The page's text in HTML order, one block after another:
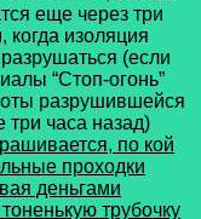
еще через три
когда изоляция
(если
“Стоп-огонь”
разрушившейся
три часа назад)
по кой
проходки
деньгами
трубочку